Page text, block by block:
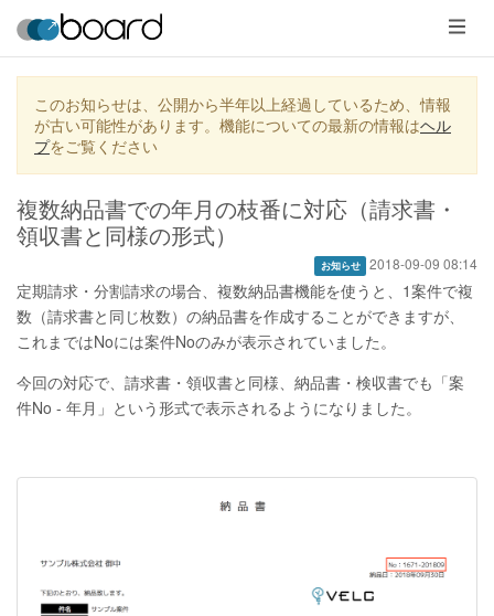
メ
ニ
ュ
ー
このお知らせは、公開から半年以上経過しているため、情報
が古い可能性があります。機能についての最新の情報はヘル
プをご覧ください
複数納品書での年月の枝番に対応（請求書・
領収書と同様の形式）
お知らせ 2018-09-09 08:14
定期請求・分割請求の場合、複数納品書機能を使うと、1案件で複
数（請求書と同じ枚数）の納品書を作成することができますが、
これまではNoには案件Noのみが表示されていました。
今回の対応で、請求書・領収書と同様、納品書・検収書でも「案
件No - 年月」という形式で表示されるようになりました。